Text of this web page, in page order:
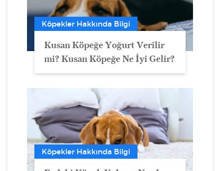
Köpekler Hakkında Bilgi
Kusan Köpeğe Yoğurt Verilir
mi? Kusan Köpeğe Ne İyi Gelir?
Köpekler Hakkında Bilgi